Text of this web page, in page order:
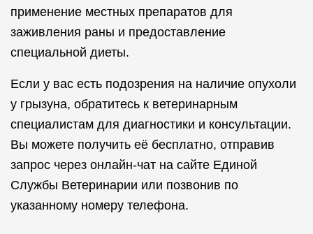
применение местных препаратов для
заживления раны и предоставление
специальной диеты.
Если у вас есть подозрения на наличие опухоли
у грызуна, обратитесь к ветеринарным
специалистам для диагностики и консультации.
Вы можете получить её бесплатно, отправив
запрос через онлайн-чат на сайте Единой
Службы Ветеринарии или позвонив по
указанному номеру телефона.